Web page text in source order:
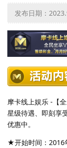
发布日期：
摩卡线上娱乐 -【
星级待遇、即刻享
优惠中。
★开始时间：2016